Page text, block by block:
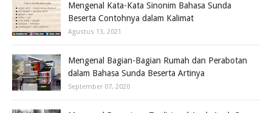
Mengenal Kata-Kata Sinonim Bahasa Sunda
Beserta Contohnya dalam Kalimat
Agustus 13, 2021
Mengenal Bagian-Bagian Rumah dan Perabotan
dalam Bahasa Sunda Beserta Artinya
September 07, 2020